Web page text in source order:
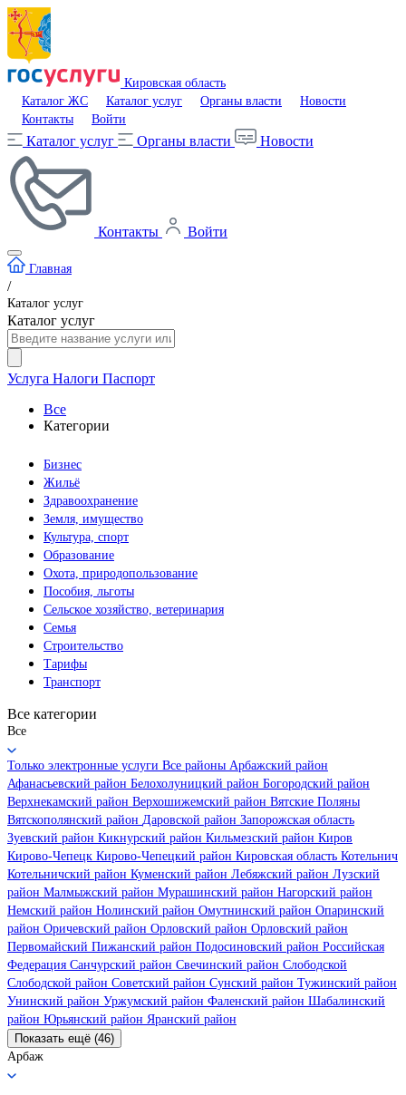
Кировская область
Каталог ЖС
Каталог услуг Органы власти
Новости
Контакты
Войти
Каталог услуг Органы власти Новости
Контакты Войти
Главная
/
Каталог услуг
Каталог услуг
Услуга Налоги Паспорт
Все
Категории
Бизнес
Жильё
Здравоохранение
Земля, имущество
Культура, спорт
Образование
Охота, природопользование
Пособия, льготы
Сельское хозяйство, ветеринария
Семья
Строительство
Тарифы
Транспорт
Все категории
Все
Только электронные услуги Все районы Арбажский район
Афанасьевский район Белохолуницкий район Богородский район
Верхнекамский район Верхошижемский район Вятские Поляны
Вятскополянский район Даровской район Запорожская область
Зуевский район Кикнурский район Кильмезский район Киров
Кирово-Чепецк Кирово-Чепецкий район Кировская область Котельнич
Котельничский район Куменский район Лебяжский район Лузский
район Малмыжский район Мурашинский район Нагорский район
Немский район Нолинский район Омутнинский район Опаринский
район Оричевский район Орловский район Орловский район
Первомайский Пижанский район Подосиновский район Российская
Федерация Санчурский район Свечинский район Слободской
Слободской район Советский район Сунский район Тужинский район
Унинский район Уржумский район Фаленский район Шабалинский
район Юрьянский район Яранский район
Показать ещё (46)
Арбаж